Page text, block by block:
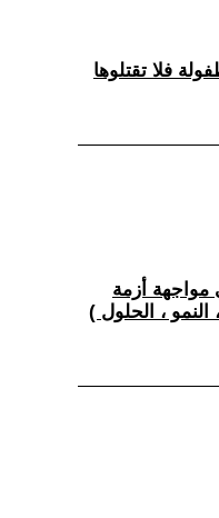
مواجهة أزمة
النمو ، الحلول )